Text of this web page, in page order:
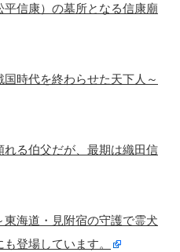
信康）の墓所となる信康廟
時代を終わらせた天下人～
る伯父だが、最期は織田信
海道・見附宿の守護で霊犬
登場しています。